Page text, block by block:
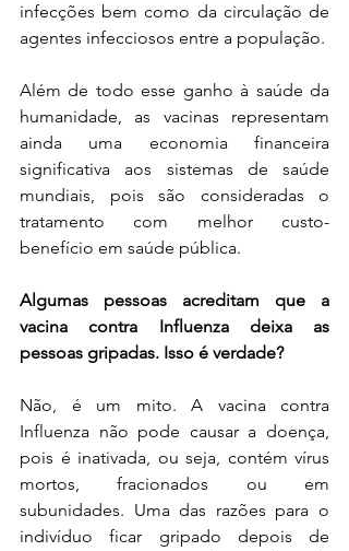
infecções bem como da circulação de
agentes infecciosos entre a população.
Além de todo esse ganho à saúde da
humanidade, as vacinas representam
ainda uma economia financeira
significativa aos sistemas de saúde
mundiais, pois são consideradas o
tratamento com melhor custo-
benefício em saúde pública.
Algumas pessoas acreditam que a
vacina contra Influenza deixa as
pessoas gripadas. Isso é verdade?
Não, é um mito. A vacina contra
Influenza não pode causar a doença,
pois é inativada, ou seja, contém vírus
mortos, fracionados ou em
subunidades. Uma das razões para o
indivíduo ficar gripado depois de